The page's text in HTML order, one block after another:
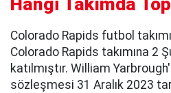
Hangi Takımda
Colorado Rapids futbol
Colorado Rapids takımına 2
katılmıştır. William
sözleşmesi 31 Aralık 2023